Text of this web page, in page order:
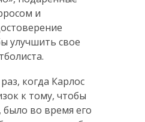
и
улучшить свое
когда Карлос
к тому, чтобы
во время его